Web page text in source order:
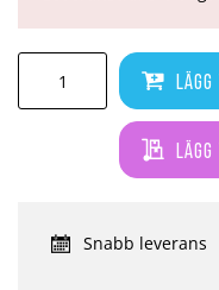
Snabb leverans